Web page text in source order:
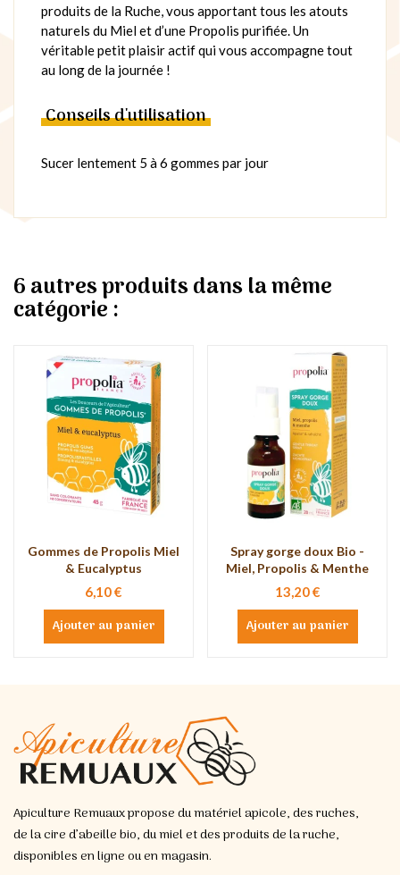
produits de la Ruche, vous apportant tous les atouts
naturels du Miel et d’une Propolis purifiée. Un
véritable petit plaisir actif qui vous accompagne tout
au long de la journée !
Conseils d'utilisation
Sucer lentement 5 à 6 gommes par jour
6 autres produits dans la même
catégorie :
Gommes de Propolis Miel
& Eucalyptus
6,10 €
Ajouter au panier
Spray gorge doux Bio -
Miel, Propolis & Menthe
13,20 €
Ajouter au panier
Apiculture Remuaux propose du matériel apicole, des ruches,
de la cire d’abeille bio, du miel et des produits de la ruche,
disponibles en ligne ou en magasin.